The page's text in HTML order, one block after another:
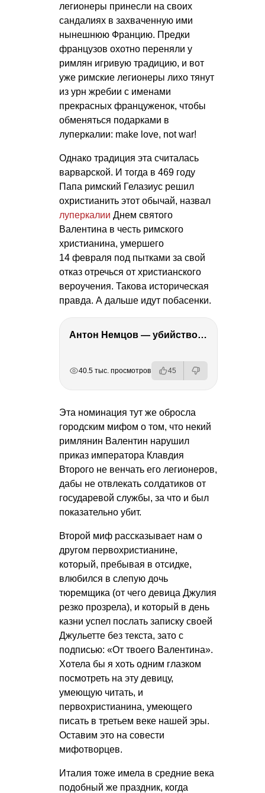
легионеры принесли на своих
сандалиях в захваченную ими
нынешнюю Францию. Предки
французов охотно переняли у
римлян игривую традицию, и вот
уже римские легионеры лихо тянут
из урн жребии с именами
прекрасных француженок, чтобы
обменяться подарками в
луперкалии: make love, not war!
Однако традиция эта считалась
варварской. И тогда в 469 году
Папа римский Гелазиус решил
охристианить этот обычай, назвал
луперкалии Днем святого
Валентина в честь римского
христианина, умершего
14 февраля под пытками за свой
отказ отречься от христианского
вероучения. Такова историческая
правда. А дальше идут побасенки.
Антон Немцов — убийство Бориса Немцова, переезд в Дубай, семья и политика
40.5 тыс. просмотров 45
Эта номинация тут же обросла
городским мифом о том, что некий
римлянин Валентин нарушил
приказ императора Клавдия
Второго не венчать его легионеров,
дабы не отвлекать солдатиков от
государевой службы, за что и был
показательно убит.
Второй миф рассказывает нам о
другом первохристианине,
который, пребывая в отсидке,
влюбился в слепую дочь
тюремщика (от чего девица Джулия
резко прозрела), и который в день
казни успел послать записку своей
Джульетте без текста, зато с
подписью: «От твоего Валентина».
Хотела бы я хоть одним глазком
посмотреть на эту девицу,
умеющую читать, и
первохристианина, умеющего
писать в третьем веке нашей эры.
Оставим это на совести
мифотворцев.
Италия тоже имела в средние века
подобный же праздник, когда